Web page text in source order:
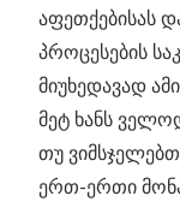
აფეთქებისას
პროცესების
მიუხედავად
მეტ ხანს
თუ
ერთ-ერთი